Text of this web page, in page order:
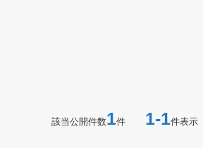
該当公開件数1件 1-1件表示